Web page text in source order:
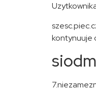
kontynuuje